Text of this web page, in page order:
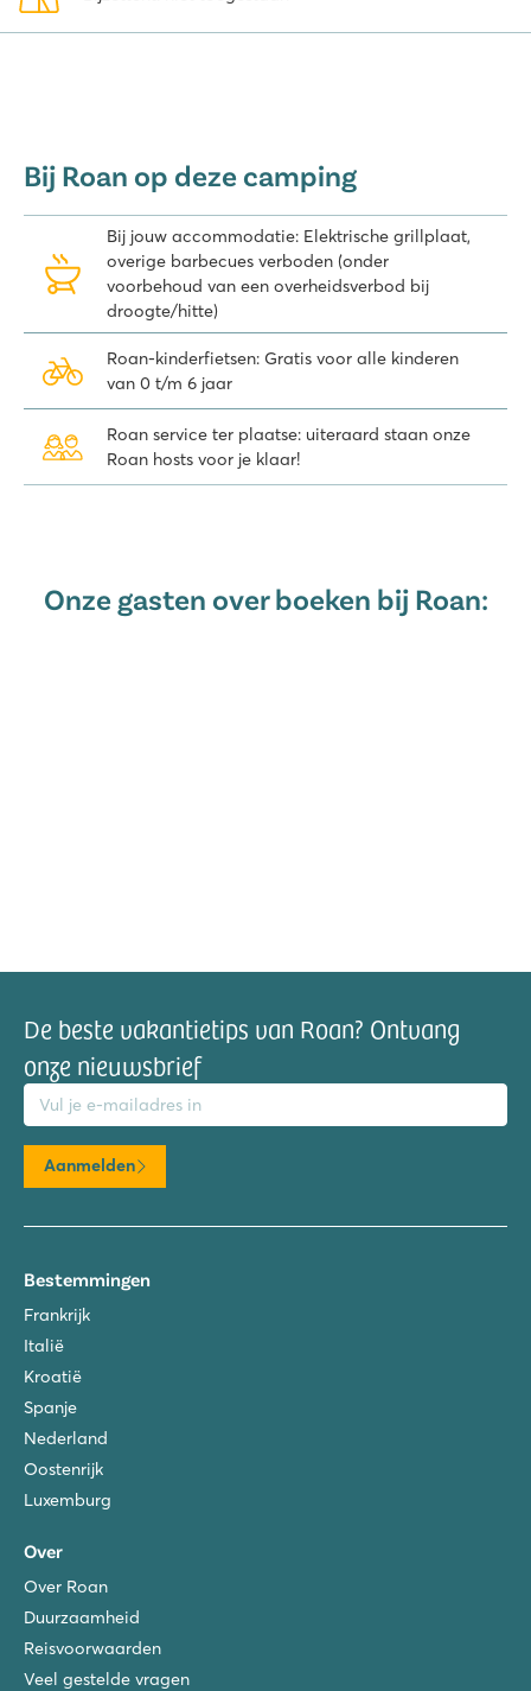
geliefde streken om te kamperen. En de stacaravans van Roan
zorgen ook nog eens voor een extra comfortabel verblijf. Dat
deze dagen zullen er wel festivalbezoekers op de camping
Bij Roan op deze camping
Bij jouw accommodatie: Elektrische grillplaat,
overige barbecues verboden (onder
voorbehoud van een overheidsverbod bij
droogte/hitte)
Roan-kinderfietsen: Gratis voor alle kinderen
van 0 t/m 6 jaar
Roan service ter plaatse: uiteraard staan onze
Roan hosts voor je klaar!
Onze gasten over boeken bij Roan:
De beste vakantietips van Roan? Ontvang
onze nieuwsbrief
Aanmelden
Bestemmingen
Frankrijk
Italië
Kroatië
Spanje
Nederland
Oostenrijk
Luxemburg
Over
Over Roan
Duurzaamheid
Reisvoorwaarden
Veel gestelde vragen